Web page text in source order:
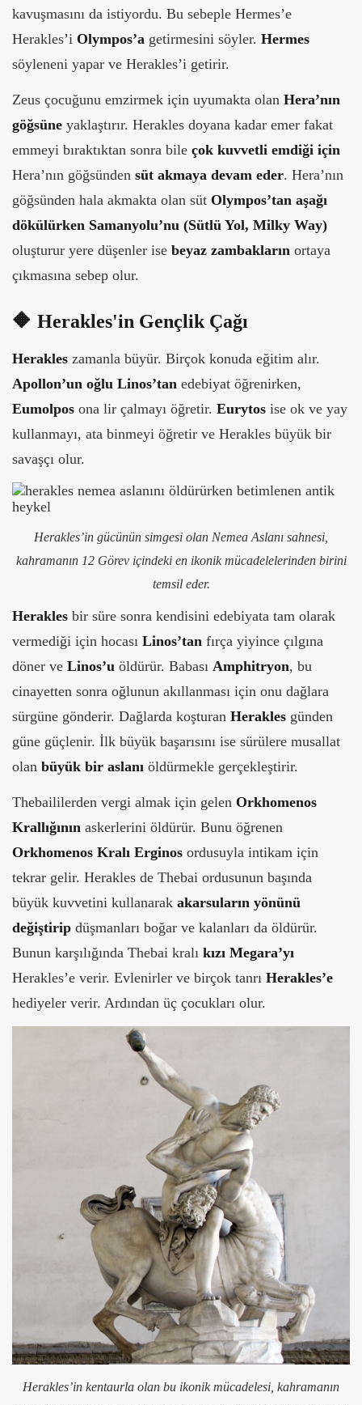
kavuşmasını da istiyordu. Bu sebeple Hermes’e
Herakles’i Olympos’a getirmesini söyler. Hermes
söyleneni yapar ve Herakles’i getirir.
Zeus çocuğunu emzirmek için uyumakta olan Hera’nın
göğsüne yaklaştırır. Herakles doyana kadar emer fakat
emmeyi bıraktıktan sonra bile çok kuvvetli emdiği için
Hera’nın göğsünden süt akmaya devam eder. Hera’nın
göğsünden hala akmakta olan süt Olympos’tan aşağı
dökülürken Samanyolu’nu (Sütlü Yol, Milky Way)
oluşturur yere düşenler ise beyaz zambakların ortaya
çıkmasına sebep olur.
🔶 Herakles'in Gençlik Çağı
Herakles zamanla büyür. Birçok konuda eğitim alır.
Apollon’un oğlu Linos’tan edebiyat öğrenirken,
Eumolpos ona lir çalmayı öğretir. Eurytos ise ok ve yay
kullanmayı, ata binmeyi öğretir ve Herakles büyük bir
savaşçı olur.
Herakles’in gücünün simgesi olan Nemea Aslanı sahnesi,
kahramanın 12 Görev içindeki en ikonik mücadelelerinden birini
temsil eder.
Herakles bir süre sonra kendisini edebiyata tam olarak
vermediği için hocası Linos’tan fırça yiyince çılgına
döner ve Linos’u öldürür. Babası Amphitryon, bu
cinayetten sonra oğlunun akıllanması için onu dağlara
sürgüne gönderir. Dağlarda koşturan Herakles günden
güne güçlenir. İlk büyük başarısını ise sürülere musallat
olan büyük bir aslanı öldürmekle gerçekleştirir.
Thebaililerden vergi almak için gelen Orkhomenos
Krallığının askerlerini öldürür. Bunu öğrenen
Orkhomenos Kralı Erginos ordusuyla intikam için
tekrar gelir. Herakles de Thebai ordusunun başında
büyük kuvvetini kullanarak akarsuların yönünü
değiştirip düşmanları boğar ve kalanları da öldürür.
Bunun karşılığında Thebai kralı kızı Megara’yı
Herakles’e verir. Evlenirler ve birçok tanrı Herakles’e
hediyeler verir. Ardından üç çocukları olur.
Herakles’in kentaurla olan bu ikonik mücadelesi, kahramanın